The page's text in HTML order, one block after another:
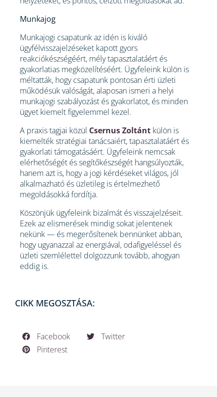
Munkajog
Munkajogi csapatunk az idén is kiváló
ügyfélvisszajelzéseket kapott gyors
reakciókészségéért, mély tapasztalatáért és
gyakorlatias megközelítéséért. Ügyfeleink külön is
méltatták, hogy csapatunk pontosan érti üzleti
működésük valóságát, alaposan ismeri a helyi
munkajogi szabályozást és gyakorlatot, és minden
ügyet kiemelt figyelemmel kezel.
A praxis tagjai közül Csernus Zoltánt külön is
kiemelték stratégiai tanácsaiért, tapasztalatáért és
gyakorlati támogatásáért. Ügyfeleink nemcsak
elérhetőségét és segítőkészségét hangsúlyozták,
hanem azt is, hogy a jogi kérdéseket világos, jól
alkalmazható és üzletileg is értelmezhető
megoldásokká fordítja.
Köszönjük ügyfeleink bizalmát és visszajelzéseit.
Ezek az elismerések mindig sokat jelentenek
nekünk — és megerősítenek bennünket abban,
hogy ugyanazzal az energiával, odafigyeléssel és
üzleti szemlélettel dolgozzunk tovább, ahogyan
eddig is.
CIKK MEGOSZTÁSA:
Facebook
Twitter
Pinterest